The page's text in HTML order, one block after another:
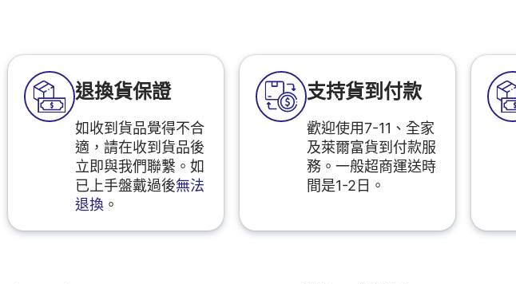
退換貨保證
如收到貨品覺得不合
適，請在收到貨品後
立即與我們聯繫。如
已上手盤戴過後無法
退換 。
支持貨到付款
歡迎使用7-11、全家
及萊爾富貨到付款服
務。一般超商運送時
間是1-2日。